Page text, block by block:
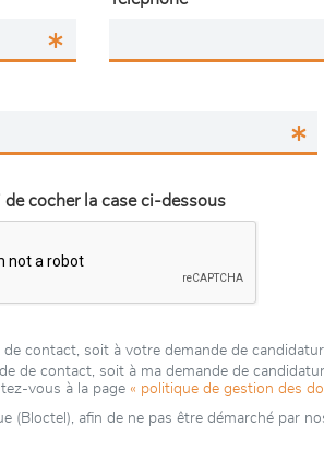
de cocher la case ci-dessous
contact, soit à votre demande de
de contact, soit à ma demande de
vous à la page « politique de gestion des
afin de ne pas être démarché par